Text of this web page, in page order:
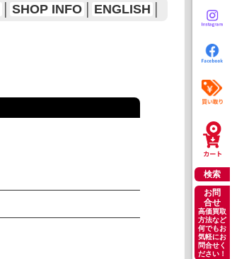
検索
お問
合せ
高価買取
方法など
何でもお
気軽にお
問合せく
ださい！
SHOP INFO ENGLISH